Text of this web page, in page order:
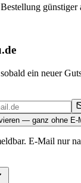
günstiger
ein neuer
— ganz ohne E-
E-Mail nur